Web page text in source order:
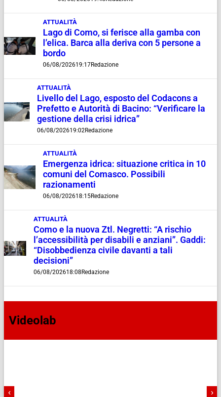
ATTUALITÀ
Lago di Como, si ferisce alla gamba con
l’elica. Barca alla deriva con 5 persone a
bordo
06/08/202619:17Redazione
ATTUALITÀ
Livello del Lago, esposto del Codacons a
Prefetto e Autorità di Bacino: “Verificare la
gestione della crisi idrica”
06/08/202619:02Redazione
ATTUALITÀ
Emergenza idrica: situazione critica in 10
comuni del Comasco. Possibili
razionamenti
06/08/202618:15Redazione
ATTUALITÀ
Como e la nuova Ztl. Negretti: “A rischio
l’accessibilità per disabili e anziani”. Gaddi:
“Disobbedienza civile davanti a tali
decisioni”
06/08/202618:08 Redazione
Videolab
‹ ›